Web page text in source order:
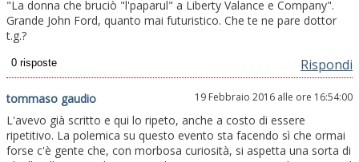
"La donna che bruciò "l'paparul" a Liberty Valance e Company".
Grande John Ford, quanto mai futuristico. Che te ne pare dottor
t.g.?
Rispondi
tommaso gaudio 19 Febbraio 2016 alle ore 16:54:00
L'avevo già scritto e qui lo ripeto, anche a costo di essere
ripetitivo. La polemica su questo evento sta facendo sì che ormai
forse c'è gente che, con morbosa curiosità, si aspetta una sorta di